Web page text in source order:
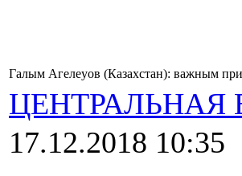
Галым Агелеуов (Казахстан): важным
ЦЕНТРАЛЬНАЯ
17.12.2018 10:35